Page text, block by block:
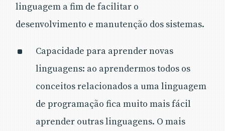
linguagem a fim de facilitar o
desenvolvimento e manutenção dos sistemas.
Capacidade para aprender novas
linguagens: ao aprendermos todos os
conceitos relacionados a uma linguagem
de programação fica muito mais fácil
aprender outras linguagens. O mais